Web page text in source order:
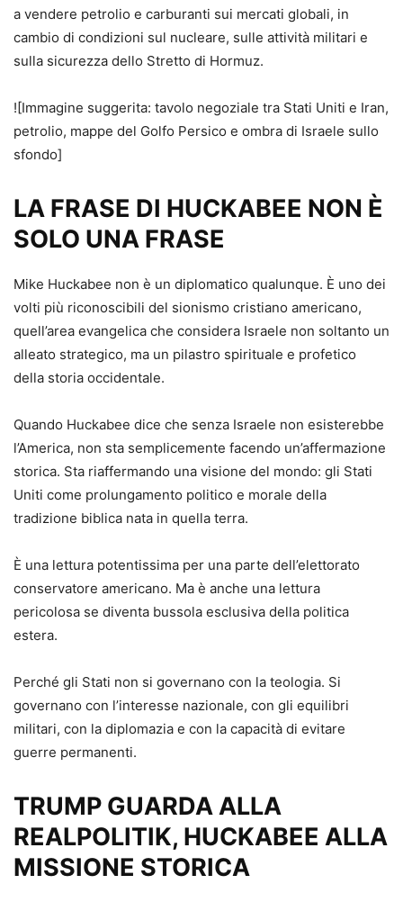
a vendere petrolio e carburanti sui mercati globali, in
cambio di condizioni sul nucleare, sulle attività militari e
sulla sicurezza dello Stretto di Hormuz.
![Immagine suggerita: tavolo negoziale tra Stati Uniti e Iran,
petrolio, mappe del Golfo Persico e ombra di Israele sullo
sfondo]
LA FRASE DI HUCKABEE NON È
SOLO UNA FRASE
Mike Huckabee non è un diplomatico qualunque. È uno dei
volti più riconoscibili del sionismo cristiano americano,
quell’area evangelica che considera Israele non soltanto un
alleato strategico, ma un pilastro spirituale e profetico
della storia occidentale.
Quando Huckabee dice che senza Israele non esisterebbe
l’America, non sta semplicemente facendo un’affermazione
storica. Sta riaffermando una visione del mondo: gli Stati
Uniti come prolungamento politico e morale della
tradizione biblica nata in quella terra.
È una lettura potentissima per una parte dell’elettorato
conservatore americano. Ma è anche una lettura
pericolosa se diventa bussola esclusiva della politica
estera.
Perché gli Stati non si governano con la teologia. Si
governano con l’interesse nazionale, con gli equilibri
militari, con la diplomazia e con la capacità di evitare
guerre permanenti.
TRUMP GUARDA ALLA
REALPOLITIK, HUCKABEE ALLA
MISSIONE STORICA